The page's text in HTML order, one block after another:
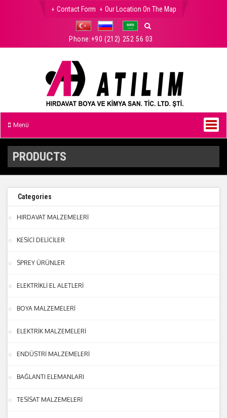
Phone:+90 (212) 252 56 03
Contact Form Our Location On The Map
Menü
PRODUCTS
Categories
HIRDAVAT MALZEMELERİ
KESİCİ DELİCİLER
SPREY ÜRÜNLER
ELEKTRİKLİ EL ALETLERİ
BOYA MALZEMELERİ
ELEKTRİK MALZEMELERİ
ENDÜSTRİ MALZEMELERİ
BAĞLANTI ELEMANLARI
TESİSAT MALZEMELERİ